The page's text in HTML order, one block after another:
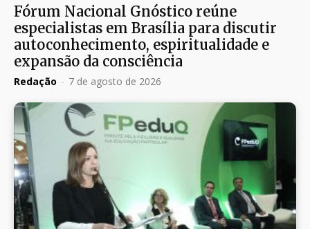
Fórum Nacional Gnóstico reúne
especialistas em Brasília para discutir
autoconhecimento, espiritualidade e
expansão da consciência
Redação - 7 de agosto de 2026